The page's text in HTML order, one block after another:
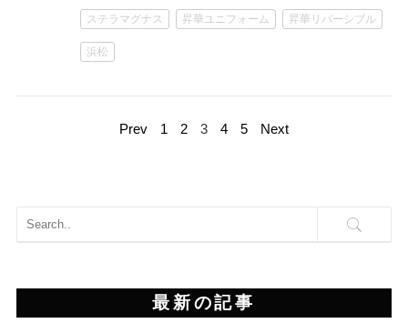
ステラマグナス 昇華ユニフォーム 昇華リバーシブル
浜松
Prev 1 2 3 4 5 Next
最新の記事